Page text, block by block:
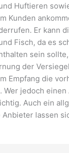
Huftieren
Kunden
Er kann
Fisch, da es
sein
der
Empfang die
jedoch
Auch ein
lassen